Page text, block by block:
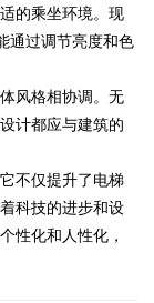
的乘坐环境。现
通过调节亮度和色
风格相协调。无
计都应与建筑的
不仅提升了电梯
科技的进步和设
性化和人性化，